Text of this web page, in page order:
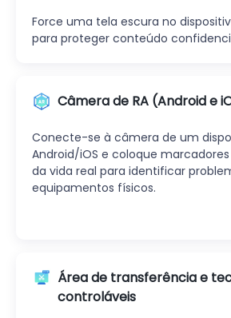
Force uma tela escura no
para proteger conteúdo
Câmera de RA (Android e
Conecte-se à câmera de um
Android/iOS e coloque
da vida real para identificar
equipamentos físicos.
Área de transferência e
controláveis